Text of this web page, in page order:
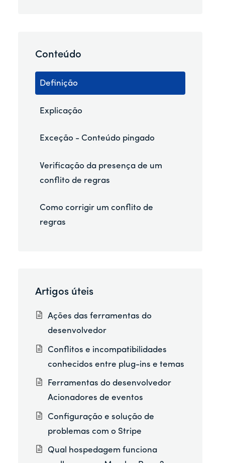
Conteúdo
Definição
Explicação
Exceção - Conteúdo pingado
Verificação da presença de um
conflito de regras
Como corrigir um conflito de
regras
Artigos úteis
Ações das ferramentas do
desenvolvedor
Conflitos e incompatibilidades
conhecidos entre plug-ins e temas
Ferramentas do desenvolvedor
Acionadores de eventos
Configuração e solução de
problemas com o Stripe
Qual hospedagem funciona